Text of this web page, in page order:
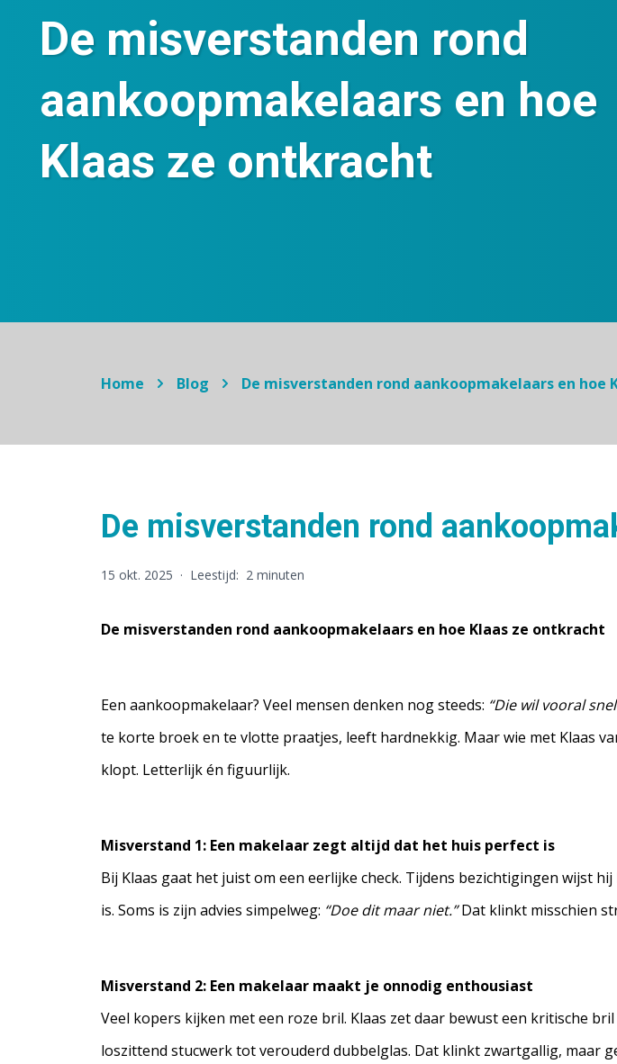
De misverstanden rond
aankoopmakelaars en hoe
Klaas ze ontkracht
Home Blog De misverstanden rond aankoopmakelaars en hoe
De misverstanden rond
15 okt. 2025 · Leestijd: 2 minuten
De misverstanden rond aankoopmakelaars en hoe Klaas ze ontkracht
Een aankoopmakelaar? Veel mensen denken nog steeds: “Die wil vooral
te korte broek en te vlotte praatjes, leeft hardnekkig. Maar wie met Klaas
klopt. Letterlijk én figuurlijk.
Misverstand 1: Een makelaar zegt altijd dat het huis perfect is
Bij Klaas gaat het juist om een eerlijke check. Tijdens bezichtigingen wijst
is. Soms is zijn advies simpelweg: “Doe dit maar niet.”Dat klinkt misschien
Misverstand 2: Een makelaar maakt je onnodig enthousiast
Veel kopers kijken met een roze bril. Klaas zet daar bewust een kritische
loszittend stucwerk tot verouderd dubbelglas. Dat klinkt zwartgallig, maar